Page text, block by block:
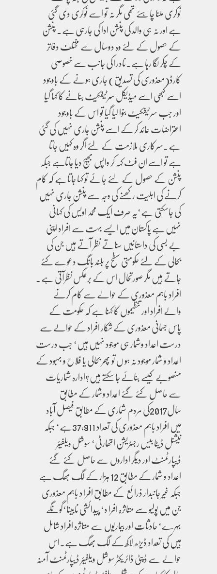
نوکری ملنا چاہئے تھی مگر نہ تو اسے نوکری دی گئی
ہے اور نہ ہی والد کی پنشن ادا کی جارہی ہے۔ پنشن
کے حصول کے لئے وہ دوسال سے مختلف دفاتر
کے چکر لگا رہا ہے۔نادرا کی جانب سے خصوصی
کارڈ(معذوری کی تصدیق) جاری ہونے کے باوجود
اسے کبھی اسے میڈیکل سرٹیفکیٹ بنانے کا کہا گیا
اور جب سرٹیفکیٹ بنوا لیا گیا تو اس کے باوجود
اعتراضات عائد کر کے اسے پنشن جاری نہیں کی گئی
ہے۔سرکاری ملازمت کے لئے اگر وہ کہیں جاتا
ہے تو اسے ان فٹ کہہ کر واپس بھیج دیا جاتاہے جبکہ
پنشن کے حصول کے لئے جائے تو کہا جاتاہے کہ کام
کرنے کی اہلیت رکھنے کی وجہ سے پنشن جاری نہیں
کی جاسکتی ہے‘یہ صرف ایک محمد اویس کی کہانی
نہیں ہے پاکستان میں ایسے بہت سے افراد اپنی
بے بسی کی داستانیں سناتے نظر آتے ہیں جن کی
بحالی کے لئے حکومتی سطح پر بلند بانگ دعوے کئے
جاتے ہیں مگر صورتحال اس کے برعکس نظرآتی ہے۔
افراد باہم معذوری کے حوالے سے کام کرنے
والے افراد اور تنظیموں کا کہنا ہے کہ حکومت کے
پاس جسمانی معذوری کے شکار افراد کے حوالے سے
درست اعداد وشمار ہی موجود نہیں ہیں‘ جب درست
اعداد و شمار موجود نہ ہو ں تو پھر بحالی یا فلاح و بہبود کے
منصوبے کیسے بنائے جا سکتے ہیں؟ادارہ شماریات
سے حاصل کئے گئے اعداد وشمار کے مطابق
سال2017کی مردم شماری کے مطابق فیصل آباد
میں افراد باہم معذوری کی تعداد 37,911ہے‘ جبکہ
نیشنل ڈیٹا بیس رجسٹریشن اتھارٹی‘ سوشل ویلفیئر
ڈیپارٹمنٹ اور دیگر اداروں سے حاصل کئے گئے
اعداد و شمار کے مطابق 12 ہزار کے لگ بھگ ہے
جبکہ غیر جانبدار ذرائع کے مطابق افرا د باہم معذوری
جن میں پولیو سے متاثرہ افرا د‘ پیدائشی نابینا‘گونگے
بہرے‘ حادثات اور بیماریوں سے متاثرہ افراد شامل
ہیں کی تعداد ڈیڑھ لاکھ کے لگ بھگ ہے۔اس
حوالے سے ڈپٹی ڈائریکٹر سوشل ویلفیئر ڈیپارٹمنٹ آمنہ